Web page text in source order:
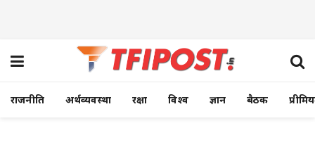
राजनीति अर्थव्यवस्था रक्षा विश्व ज्ञान बैठक